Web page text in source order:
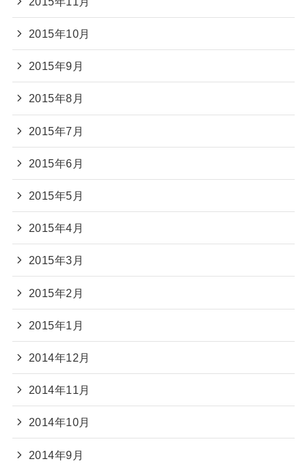
2015年10月
2015年9月
2015年8月
2015年7月
2015年6月
2015年5月
2015年4月
2015年3月
2015年2月
2015年1月
2014年12月
2014年11月
2014年10月
2014年9月